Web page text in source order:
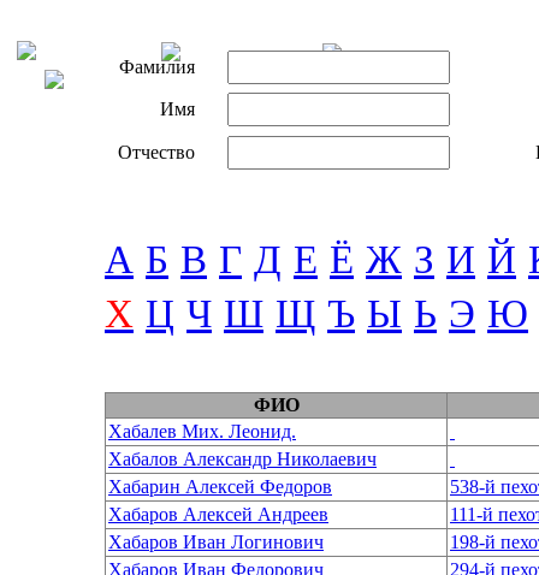
Фамилия
Имя
Отчество
А Б В Г Д Е Ё Ж З И Й
Х Ц Ч Ш Щ Ъ Ы Ь Э Ю
ФИО
Хабалев Мих. Леонид.
Хабалов Александр Николаевич
Хабарин Алексей Федоров
538-й
Хабаров Алексей Андреев
111-й
Хабаров Иван Логинович
Хабаров Иван Федорович
294-й